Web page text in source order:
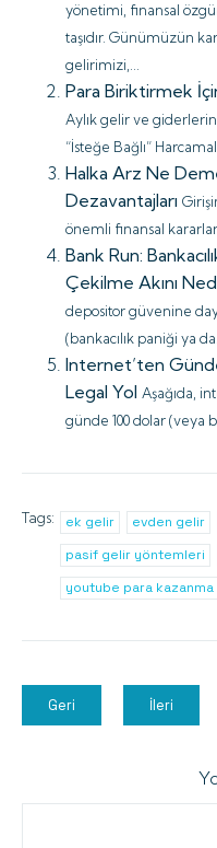
yönetimi, finansal
taşıdır. Günümüzün
gelirimizi,...
Para Biriktirmek
Aylık gelir ve
“İsteğe Bağlı”
Halka Arz Ne
Dezavantajları
önemli finansal
Bank Run:
Çekilme Akını
depositor güvenine
(bankacılık paniği ya da...
Internet’ten
Legal Yol Aşağıda,
günde 100 dolar (veya
Tags: ek gelir evden gelir
pasif gelir yöntemleri
youtube para kazanma
Geri İleri